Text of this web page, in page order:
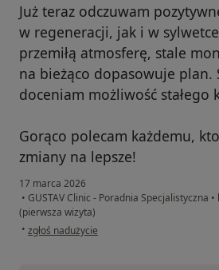
Już teraz odczuwam
w regeneracji, jak i w
przemiłą atmosferę, stale
na bieżąco dopasowuje plan.
doceniam możliwość stałego
Gorąco polecam każdemu,
zmiany na lepsze!
17 marca 2026
• GUSTAV Clinic - Poradnia Specjalistyczna •
(pierwsza wizyta)
• w opinii użytkownika Zosia
zgłoś nadużycie